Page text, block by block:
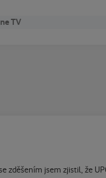
TV
zděšením jsem zjistil, že